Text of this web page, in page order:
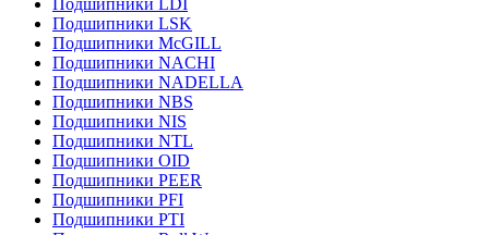
Подшипники LDI
Подшипники LSK
Подшипники McGILL
Подшипники NACHI
Подшипники NADELLA
Подшипники NBS
Подшипники NIS
Подшипники NTL
Подшипники OID
Подшипники PEER
Подшипники PFI
Подшипники PTI